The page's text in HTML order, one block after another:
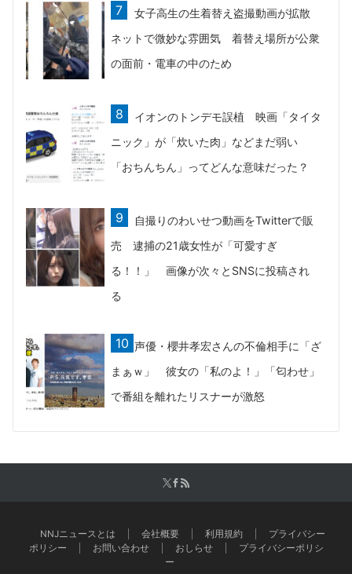
女子高生の生着替え盗撮動画が拡散
ネットで微妙な雰囲気 着替え場所が公衆
の面前・電車の中のため
イオンのトンデモ誤植 映画「タイタ
ニック」が「炊いた肉」などまだ弱い
「おちんちん」ってどんな意味だった？
自撮りのわいせつ動画をTwitterで販
売 逮捕の21歳女性が「可愛すぎ
る！！」 画像が次々とSNSに投稿され
る
声優・櫻井孝宏さんの不倫相手に「ざ
まぁｗ」 彼女の「私のよ！」「匂わせ」
で番組を離れたリスナーが激怒
NNJニュースとは 会社概要 利用規約
プライバシー
ポリシー
お問い合わせ おしらせ
プライバシーポリシ
ー